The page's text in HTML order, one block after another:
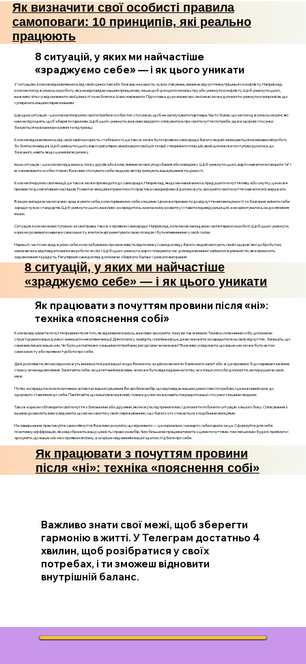
Як визначити свої особисті правила
самоповаги: 10 принципів, які реально
працюють
8 ситуацій, у яких ми найчастіше
«зраджуємо себе» — і як цього уникати
У ситуаціях, коли ми відмовляємось від своїх цінностей або бажань на користь чужих очікувань, виникає відчуття внутрішнього конфлікту. Наприклад,
коли ми погоджуємось на роботу, яка не відповідає нашим принципам, лише щоб догодити начальству або уникнути конфлікту. Щоб уникнути цього,
важливо чітко усвідомлювати свої цінності та не боятись їх висловлювати. Підготовка до розмови про свої межі може допомогти уникнути компромісів, що
суперечать вашим переконанням.
Ще одна ситуація – це коли ми ігноруємо свої потреби в особистих стосунках, щоб не засмучувати партнера. Часто буває, що ми погоджуємось на речі, які
нам не підходять, щоб зберегти гармонію. Щоб цього уникнути, важливо відкрито спілкуватись про свої почуття і потреби, адже здорові стосунки
базуються на взаєморозумінні та підтримці.
Коли ми відмовляємось від своїх мрій на користь стабільності, це також може бути проявом самозради. Багато людей залишаються на ненависній роботі,
бо бояться невдачі. Щоб уникнути цього, варто регулярно аналізувати свої цілі та мрії, створювати план дій, який допоможе поступово рухатись до
бажаного, навіть якщо це вимагає ризику.
Інша ситуація – це коли ми піддаємось тиску друзів або колег, змінюючи свої уподобання або поведінку. Щоб уникнути цього, варто навчитися говорити "ні" і
встановлювати особисті межі. Важливо оточувати себе людьми, які підтримують ваші рішення та цінності.
Коли ми ігноруємо свої емоції, це також може призводити до самозради. Наприклад, якщо ми намагаємось придушити почуття гніву або смутку, це може
призвести до негативних наслідків. Розвиток емоційної грамотності і практика саморефлексії допоможуть зрозуміти свої почуття і навчитися їх виражати.
В інших випадках ми можемо зраджувати себе, коли порівнюємо себе з іншими. Це може призвести до відчуття неповноцінності та бажання змінити себе
заради чужих стандартів. Щоб уникнути цього, важливо зосередитись на власному розвитку і ставити індивідуальні цілі, а не орієнтуватись на досягнення
інших.
Ситуація, коли ми не виступаємо за свої права, також є проявом самозради. Наприклад, коли ми не захищаємо свої інтереси на роботі. Щоб цього уникнути,
корисно розвивати навички самозахисту, вчитися аргументувати свою позицію і бути впевненими у своїх силах.
Нарешті, часто ми зраджуємо себе, коли забуваємо про важливість відпочинку і самодогляду. Багато людей нехтують своїм здоров'ям і добробутом,
намагаючись відповідати вимогам роботи чи сім'ї. Щоб цього уникнути, варто планувати час для відновлення і займатися діяльністю, яка приносить
задоволення та радість. Регулярний самодогляд допомагає зберігати баланс і уникати вигорання.
8 ситуацій, у яких ми найчастіше
«зраджуємо себе» — і як цього уникати
Як працювати з почуттям провини після «ні»:
техніка «пояснення собі»
Коли ви відчуваєте почуття провини після того, як відмовили комусь, важливо зрозуміти, чому ви так вчинили. Техніка «пояснення собі» допомагає
структурувати ваші думки і зменшити негативні емоції. Для початку, знайдіть спокійне місце, де ви зможете зосередитися на своїх відчуттях. Запишіть, що
саме викликало ваше «ні». Чи було це пов’язано з вашими потребами, ресурсами чи межами? Важливо усвідомити, що ваше «ні» може бути актом
самозахисту або проявом турботи про себе.
Далі, розгляньте, які наслідки можуть виникнути в разі вашої згоди. Визначте, чи дійсно ви могли б виконати запит або ж це призвело б до перевантаження,
стресу чи незадоволення. Запитайте себе, чи це питання важливе, чи може бути відкладене на потім, чи є й інші способи допомогти, не порушуючи своїх
меж.
Потім, зосередьтеся на позитивних аспектах вашого рішення. Ви зробили вибір, що відповідає вашим цінностям і потребам, і це важливий крок до
здорового ставлення до себе. Пам’ятайте, що ваші межі важливі, і повага до них може навіть покращити ваші стосунки з іншими людьми.
Також корисно обговорити свої почуття з близькими або друзями, які можуть підтримати вас і допомогти побачити ситуацію з іншого боку. Спілкування з
іншими дозволить вам усвідомити, що ви не самотні у своїх переживаннях, і що багато хто стикається з подібними емоціями.
На завершення, практикуйте самоспівчуття. Важливо розуміти, що відмовити — це нормально, і не варто себе карати за це. Сформуйте для себе
позитивну аффірмацію, яка відобразить вашу цінність і право на вибір. Чим більше ви працюватимете з цими почуттями, тим легше вам буде їх приймати і
зрозуміти, що ваше «ні» не є проявом егоїзму, а скоріше свідченням вашої здатності дбати про себе.
Як працювати з почуттям провини
після «ні»: техніка «пояснення собі»
Важливо знати свої межі, щоб зберегти
гармонію в житті. У Телеграм достатньо 4
хвилин, щоб розібратися у своїх
потребах, і ти зможеш відновити
внутрішній баланс.